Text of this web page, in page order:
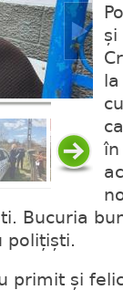
și
în
Bucuria
polițiști.
primit și